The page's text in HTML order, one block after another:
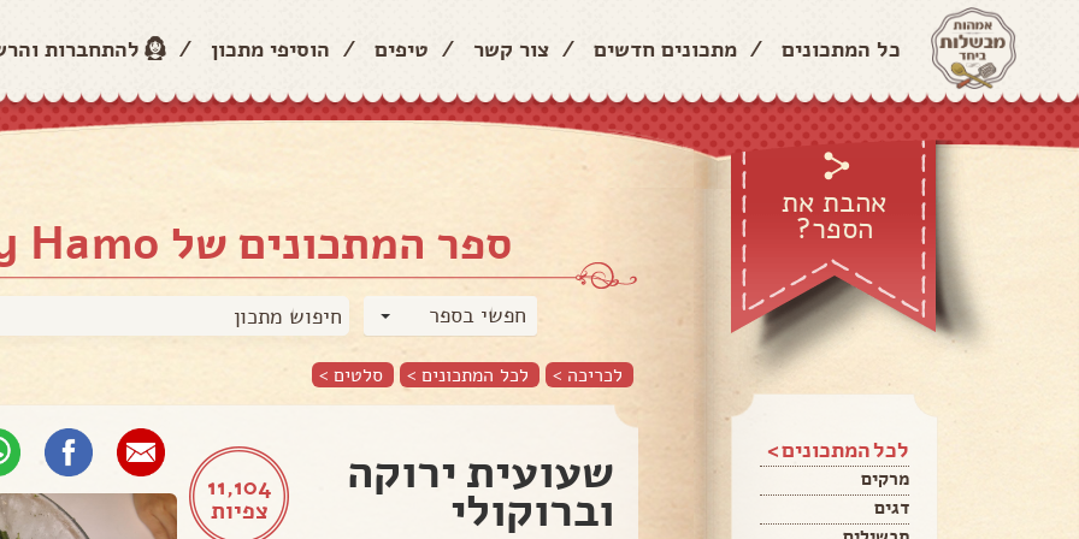
כל המתכונים / מתכונים חדשים / צור קשר / טיפים / הוסיפי מתכון / להתחברות
אהבת את
הספר?
לכל המתכונים >
מרקים
דגים
ספר המתכונים של Sidney Hamo
חפשי בספר
לכריכה > לכל המתכונים > סלטים >
11,104
צפיות
שעועית ירוקה
וברוקולי